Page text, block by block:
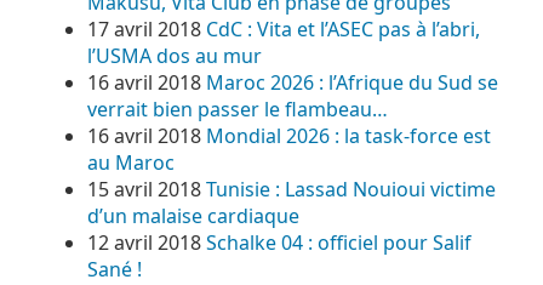
17 avril 2018 CdC : Vita et l’ASEC pas à l’abri,
l’USMA dos au mur
16 avril 2018 Maroc 2026 : l’Afrique du Sud se
verrait bien passer le flambeau…
16 avril 2018 Mondial 2026 : la task-force est
au Maroc
15 avril 2018Tunisie : Lassad Nouioui victime
d’un malaise cardiaque
12 avril 2018Schalke 04 : officiel pour Salif
Sané !